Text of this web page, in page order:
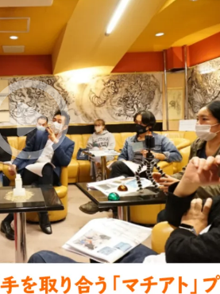
ゲーム・サービス開発
書籍・雑誌出版
チャレンジ
CAMPFIRE for Social
CAMPFIREふるさと